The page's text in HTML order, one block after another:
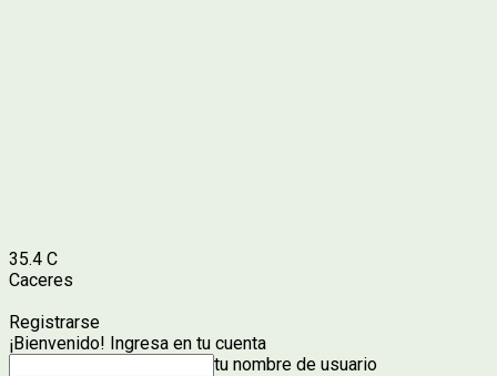
35.4 C
Caceres
Registrarse
¡Bienvenido! Ingresa en tu cuenta
tu nombre de usuario